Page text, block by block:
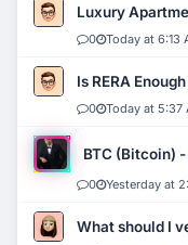
Luxury
0 Today at 6:13
Is RERA
0 Today at 5:37
BTC (Bitcoin)
0 Yesterday at
What should I